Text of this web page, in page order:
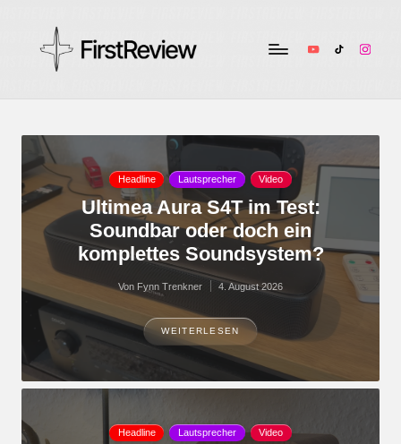
s
t
R
v
w
Home
Audio
–
ehrlich
unabhängig
YouTubeTikTok
Posted
Headline Lautsprecher Video
Ultimea Aura S4T im Test:
Soundbar oder doch ein
komplettes Soundsystem?
Posted
Von Fynn Trenkner 4. August 2026
WEITERLESEN
Posted
Headline Lautsprecher Video